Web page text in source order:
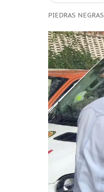
PIEDRAS NEGRAS